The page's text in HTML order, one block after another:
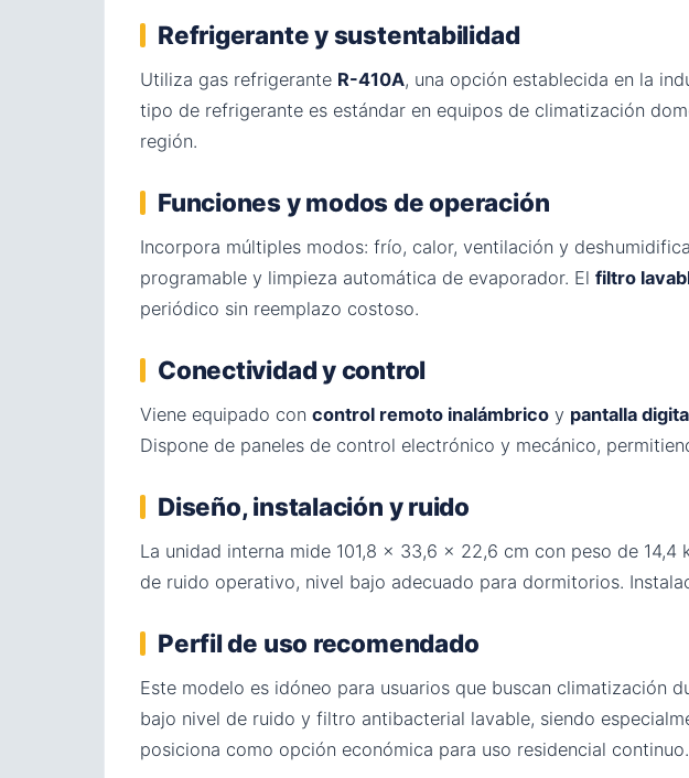
Refrigerante y sustentabilidad
Utiliza gas refrigerante R-410A, una opción establecida en la
tipo de refrigerante es estándar en equipos de climatización
región.
Funciones y modos de operación
Incorpora múltiples modos: frío, calor, ventilación y
programable y limpieza automática de evaporador. El filtro
periódico sin reemplazo costoso.
Conectividad y control
Viene equipado con control remoto inalámbrico y pantalla
Dispone de paneles de control electrónico y mecánico,
Diseño, instalación y ruido
La unidad interna mide 101,8 × 33,6 × 22,6 cm con peso de
de ruido operativo, nivel bajo adecuado para dormitorios.
Perfil de uso recomendado
Este modelo es idóneo para usuarios que buscan climatización
bajo nivel de ruido y filtro antibacterial lavable, siendo
posiciona como opción económica para uso residencial continuo.